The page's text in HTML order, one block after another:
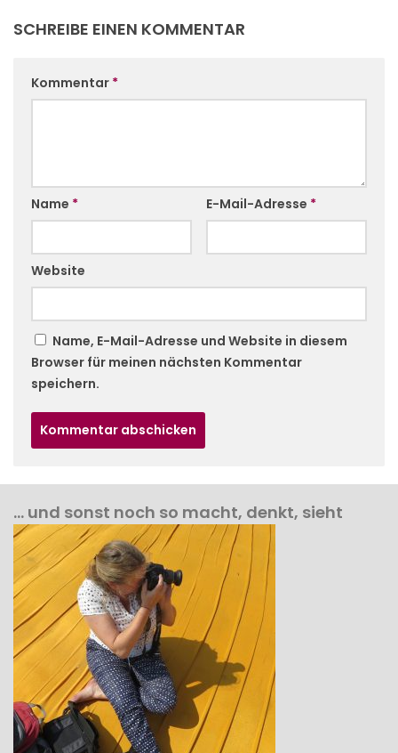
SCHREIBE EINEN KOMMENTAR
Kommentar *
Name * E-Mail-Adresse *
Website
Name, E-Mail-Adresse und Website in diesem
Browser für meinen nächsten Kommentar
speichern.
… und sonst noch so macht, denkt, sieht